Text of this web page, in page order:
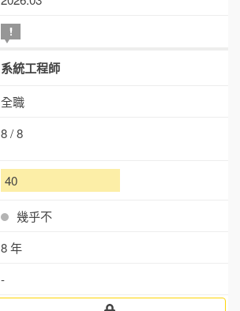
系統工程師
全職
8 / 8
40
幾乎不
8 年
-